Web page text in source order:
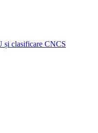
și clasificare CNCS